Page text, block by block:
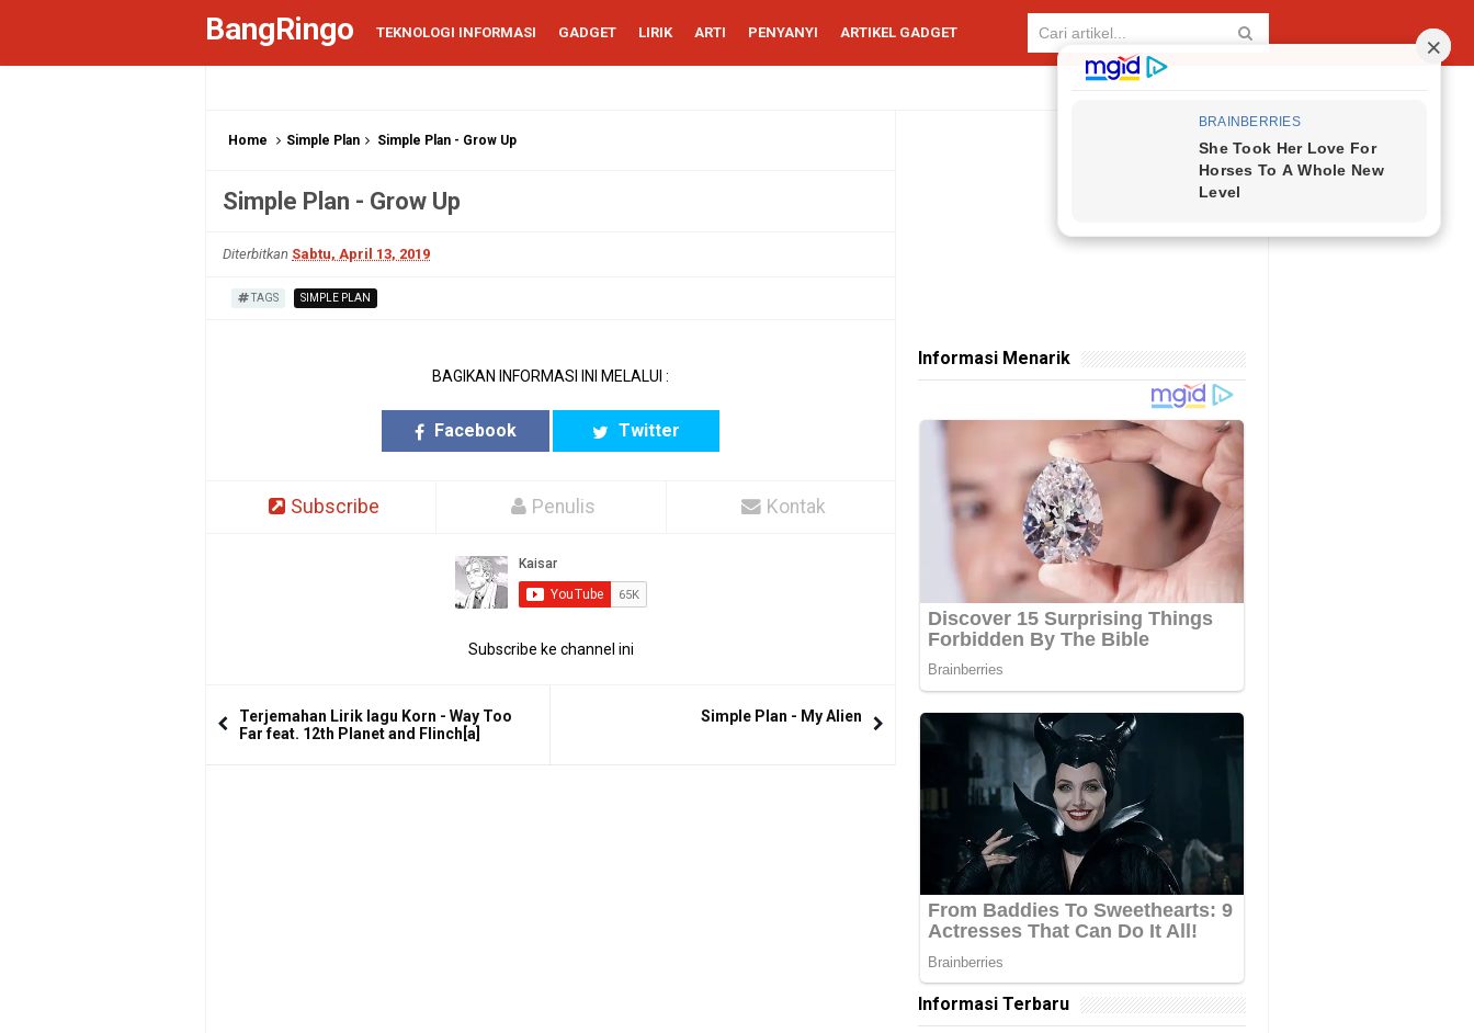
BangRingo TEKNOLOGI INFORMASI GADGET LIRIK ARTI PENYANYI ARTIKEL GADGET
Home Simple Plan Simple Plan - Grow Up
Simple Plan - Grow Up
Diterbitkan Sabtu, April 13, 2019
TAGS SIMPLE PLAN
BAGIKAN INFORMASI INI MELALUI :
Facebook Twitter
Subscribe Penulis Kontak
Subscribe ke channel ini
Terjemahan Lirik lagu Korn - Way Too
Far feat. 12th Planet and Flinch[a]
Simple Plan - My Alien
Informasi Menarik
Informasi Terbaru